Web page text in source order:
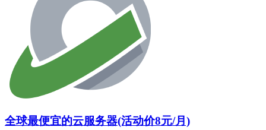
全球最便宜的云服务器(活动价8元/月)